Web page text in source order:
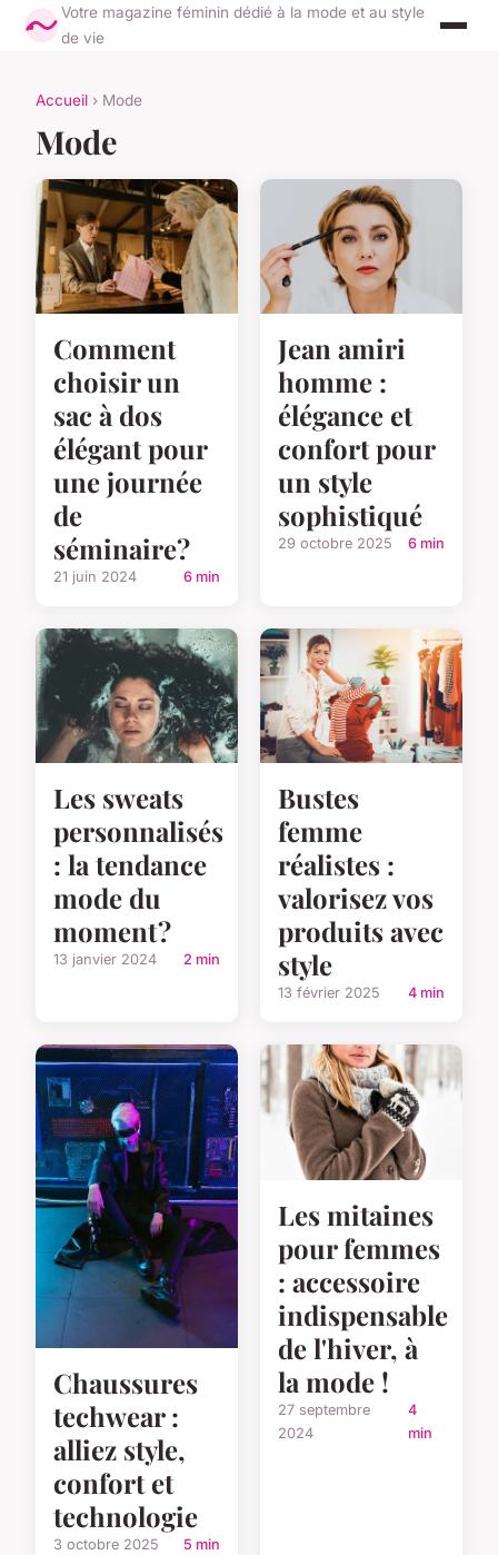
Votre magazine féminin dédié à la mode et au style
de vie
Accueil › Mode
Mode
Comment
choisir un
sac à dos
élégant pour
une journée
de
séminaire?
21 juin 2024 6 min
Jean amiri
homme :
élégance et
confort pour
un style
sophistiqué
29 octobre 2025 6 min
Les sweats
personnalisés
: la tendance
mode du
moment ?
13 janvier 2024 2 min
Bustes
femme
réalistes :
valorisez vos
produits avec
style
13 février 2025 4 min
Chaussures
techwear :
alliez style,
confort et
technologie
3 octobre 2025 5 min
Les mitaines
pour femmes
: accessoire
indispensable
de l'hiver, à
la mode !
27 septembre
2024
4
min